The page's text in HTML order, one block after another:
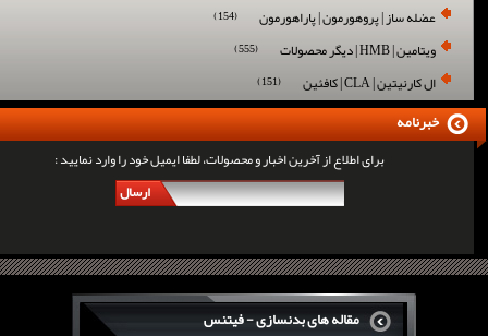
عضله ساز | پروهورمون | پاراهورمون (154)
ویتامین | HMB | دیگر محصولات (555)
ال کارنیتین | CLA | کافئین (151)
برای اطلاع از آخرین اخبار و محصولات، لطفا ایمیل خود را وارد نمایید :
ارسال
خبرنامه
مقاله های بدنسازی - فیتنس